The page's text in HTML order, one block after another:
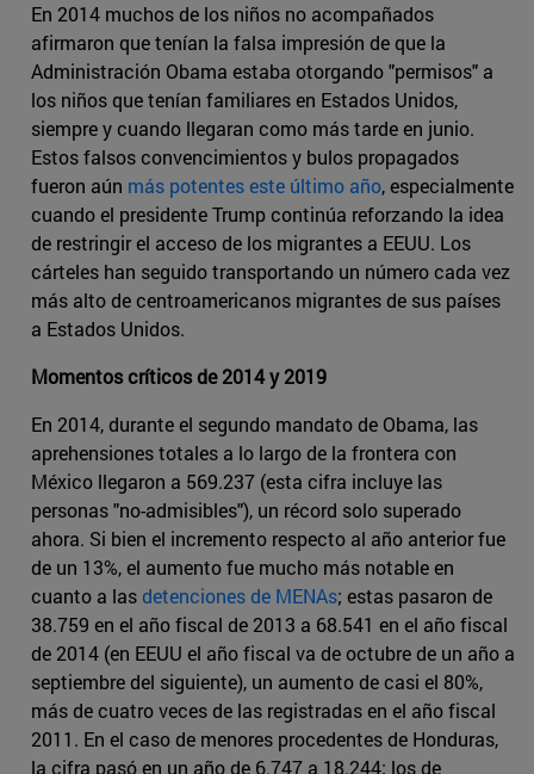
En 2014 muchos de los niños no acompañados
afirmaron que tenían la falsa impresión de que la
Administración Obama estaba otorgando "permisos" a
los niños que tenían familiares en Estados Unidos,
siempre y cuando llegaran como más tarde en junio.
Estos falsos convencimientos y bulos propagados
fueron aún más potentes este último año, especialmente
cuando el presidente Trump continúa reforzando la idea
de restringir el acceso de los migrantes a EEUU. Los
cárteles han seguido transportando un número cada vez
más alto de centroamericanos migrantes de sus países
a Estados Unidos.
Momentos críticos de 2014 y 2019
En 2014, durante el segundo mandato de Obama, las
aprehensiones totales a lo largo de la frontera con
México llegaron a 569.237 (esta cifra incluye las
personas "no-admisibles"), un récord solo superado
ahora. Si bien el incremento respecto al año anterior fue
de un 13%, el aumento fue mucho más notable en
cuanto a lasdetenciones de MENAs; estas pasaron de
38.759 en el año fiscal de 2013 a 68.541 en el año fiscal
de 2014 (en EEUU el año fiscal va de octubre de un año a
septiembre del siguiente), un aumento de casi el 80%,
más de cuatro veces de las registradas en el año fiscal
2011. En el caso de menores procedentes de Honduras,
la cifra pasó en un año de 6.747 a 18.244; los de